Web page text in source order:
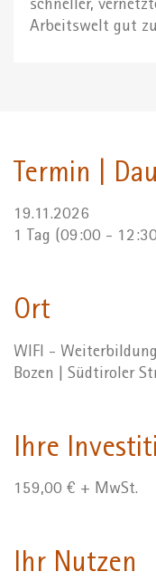
schneller,
Arbeitswelt gut
Termin |
19.11.2026
1 Tag (09:00 -
Ort
WIFI -
Bozen | Südtiroler
Ihre
159,00 € + MwSt.
Ihr Nutzen